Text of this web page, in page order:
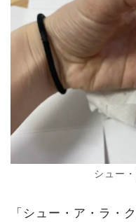
シュー
「シュー・ア・ラ・